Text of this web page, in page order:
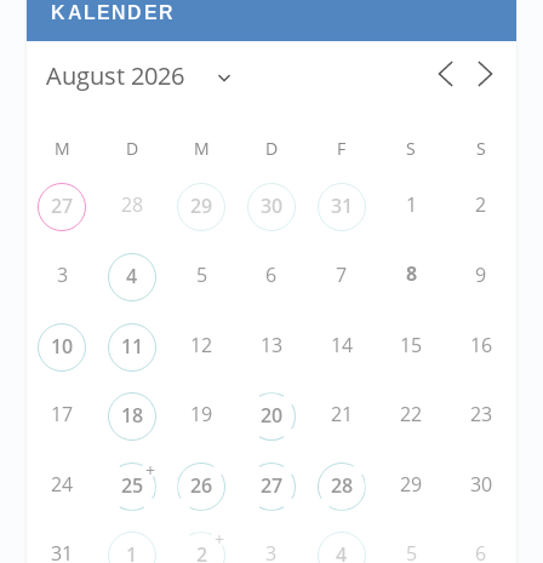
KALENDER
M D M D F S S
27 28 29 30 31 1 2
3 4 5 6 7 8 9
10 11 12 13 14 15 16
17 18 19 20 21 22 23
24 25
+
26 27 28 29 30
31 1 2
+
3 4 5 6